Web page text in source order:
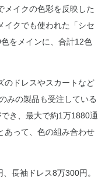
メイクの色彩を反映した
イクでも使われた「シセ
をメインに、合計12色
ドレスやスカートなど
みの製品も受注している
き、最大で約1万1880通
あって、色の組み合わせ
長袖ドレス8万300円。